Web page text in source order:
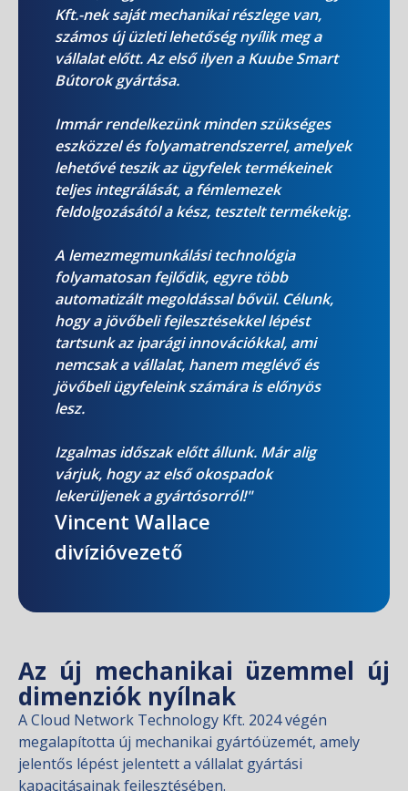
Kft.-nek saját mechanikai részlege van,
számos új üzleti lehetőség nyílik meg a
vállalat előtt. Az első ilyen a Kuube Smart
Bútorok gyártása.
Immár rendelkezünk minden szükséges
eszközzel és folyamatrendszerrel, amelyek
lehetővé teszik az ügyfelek termékeinek
teljes integrálását, a fémlemezek
feldolgozásától a kész, tesztelt termékekig.
A lemezmegmunkálási technológia
folyamatosan fejlődik, egyre több
automatizált megoldással bővül. Célunk,
hogy a jövőbeli fejlesztésekkel lépést
tartsunk az iparági innovációkkal, ami
nemcsak a vállalat, hanem meglévő és
jövőbeli ügyfeleink számára is előnyös
lesz.
Izgalmas időszak előtt állunk. Már alig
várjuk, hogy az első okospadok
lekerüljenek a gyártósorról!"
Vincent Wallace
divízióvezető
Az új mechanikai üzemmel új
dimenziók nyílnak
A Cloud Network Technology Kft. 2024 végén
megalapította új mechanikai gyártóüzemét, amely
jelentős lépést jelentett a vállalat gyártási
kapacitásainak fejlesztésében.